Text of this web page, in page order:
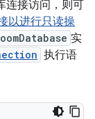
连接访问，则可
以进行只读操
实
执行语